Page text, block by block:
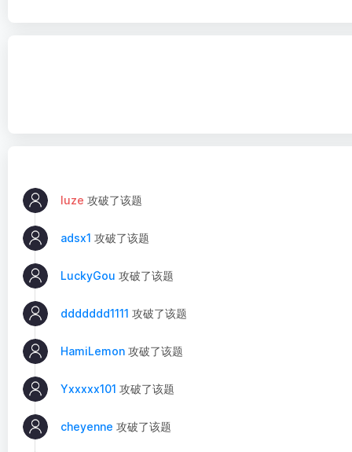
luze 攻破了该题
adsx1 攻破了该题
LuckyGou 攻破了该题
ddddddd1111 攻破了该题
HamiLemon 攻破了该题
Yxxxxx101 攻破了该题
cheyenne 攻破了该题